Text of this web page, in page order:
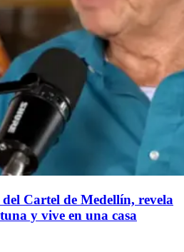
Cartel de Medellín, revela
y vive en una casa